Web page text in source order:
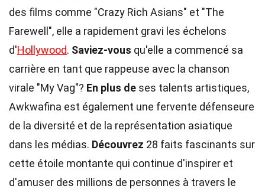
des films comme "Crazy Rich Asians" et "The
Farewell", elle a rapidement gravi les échelons
d'Hollywood. Saviez-vous qu'elle a commencé sa
carrière en tant que rappeuse avec la chanson
virale "My Vag"? En plus de ses talents artistiques,
Awkwafina est également une fervente défenseure
de la diversité et de la représentation asiatique
dans les médias. Découvrez 28 faits fascinants sur
cette étoile montante qui continue d'inspirer et
d'amuser des millions de personnes à travers le